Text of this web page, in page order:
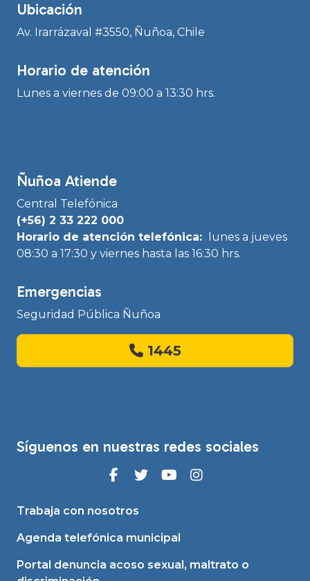
Ubicación
Av. Irarrázaval #3550, Ñuñoa, Chile
Horario de atención
Lunes a viernes de 09:00 a 13:30 hrs.
Ñuñoa Atiende
Central Telefónica
(+56) 2 33 222 000
Horario de atención telefónica:
lunes a jueves
08:30 a 17:30 y viernes hasta las 16:30 hrs.
Emergencias
Seguridad Pública Ñuñoa
1445
Síguenos en nuestras redes sociales
Trabaja con nosotros
Agenda telefónica municipal
Portal denuncia acoso sexual, maltrato o